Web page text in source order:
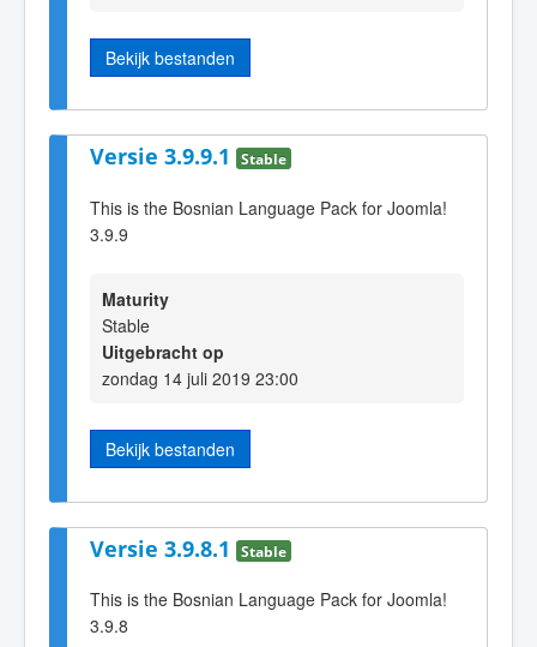
Bekijk bestanden
Versie 3.9.9.1 Stable
This is the Bosnian Language Pack for Joomla!
3.9.9
Maturity
Stable
Uitgebracht op
zondag 14 juli 2019 23:00
Bekijk bestanden
Versie 3.9.8.1 Stable
This is the Bosnian Language Pack for Joomla!
3.9.8